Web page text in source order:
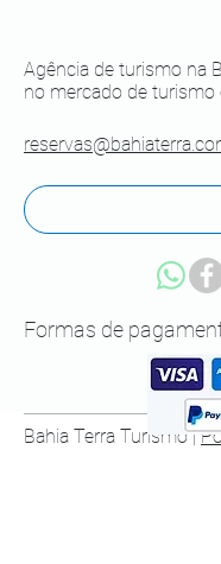
Bahia Terra Turismo |
Formas de
Agência de turismo na
no mercado de turismo